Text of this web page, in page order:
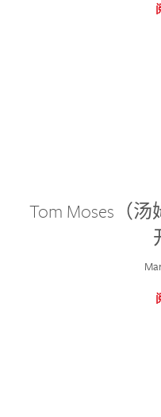
Tom Moses（